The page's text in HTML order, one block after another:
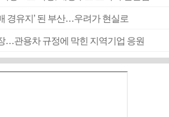
경유지’ 된 부산…우려가 현실로
…관용차 규정에 막힌 지역기업 응원